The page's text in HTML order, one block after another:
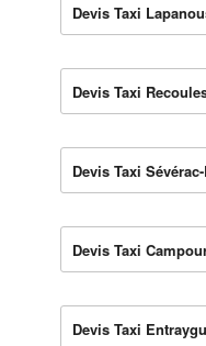
Devis Taxi
Devis Taxi
Devis Taxi
Devis Taxi
Devis Taxi